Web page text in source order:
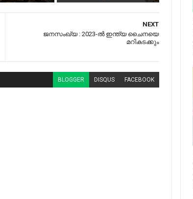
NEXT
ജനസംഖ്യ : 2023-ല്‍ ഇന്ത്യ ചൈനയെ
മറികടക്കും
BLOGGER DISQUS FACEBOOK